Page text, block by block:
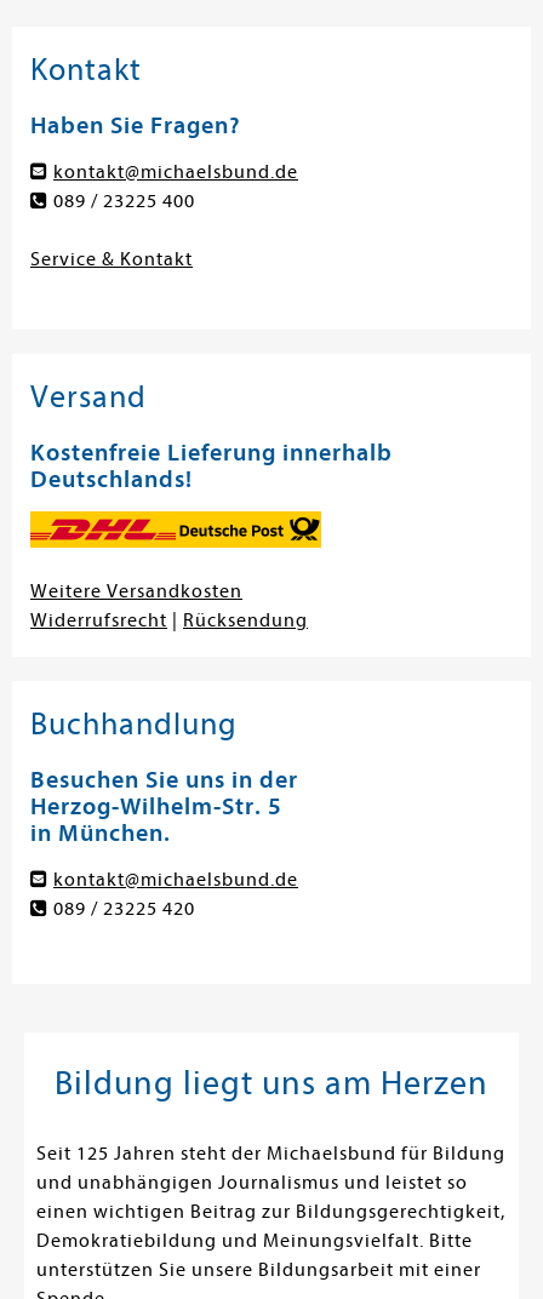
Kontakt
Haben Sie Fragen?
kontakt@michaelsbund.de
089 / 23225 400
Service & Kontakt
Versand
Kostenfreie Lieferung innerhalb
Deutschlands!
Weitere Versandkosten
Widerrufsrecht
Rücksendung
Buchhandlung
Besuchen Sie uns in der
Herzog-Wilhelm-Str. 5
in München.
kontakt@michaelsbund.de
089 / 23225 420
Bildung liegt uns am Herzen
Seit 125 Jahren steht der Michaelsbund für Bildung
und unabhängigen Journalismus und leistet so
einen wichtigen Beitrag zur Bildungsgerechtigkeit,
Demokratiebildung und Meinungsvielfalt. Bitte
unterstützen Sie unsere Bildungsarbeit mit einer